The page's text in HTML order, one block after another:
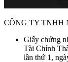
CÔNG TY TNHH
Giấy chứng
Tài Chính
lần thứ 1,